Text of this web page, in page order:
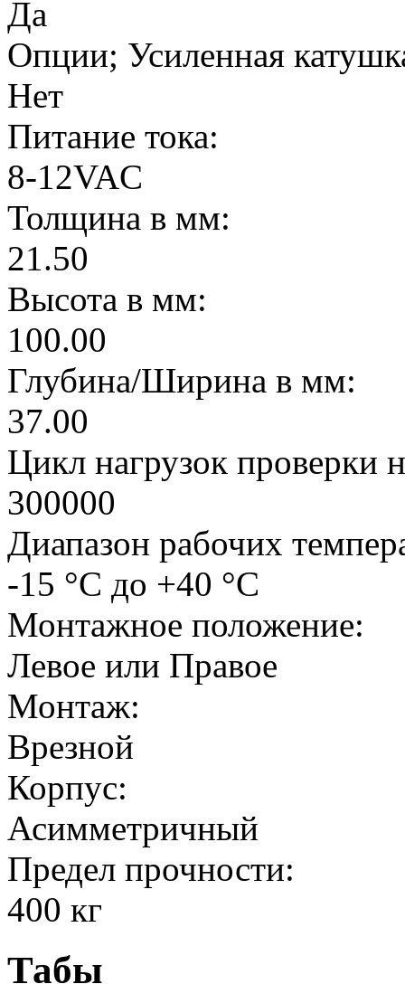
Да
Опции; Усиленная
Нет
Питание тока:
8-12VAC
Толщина в мм:
21.50
Высота в мм:
100.00
Глубина/Ширина в мм:
37.00
Цикл нагрузок проверки
300000
Диапазон рабочих
-15 °C до +40 °C
Монтажное положение:
Левое или Правое
Монтаж:
Врезной
Корпус:
Асимметричный
Предел прочности:
400 кг
Табы